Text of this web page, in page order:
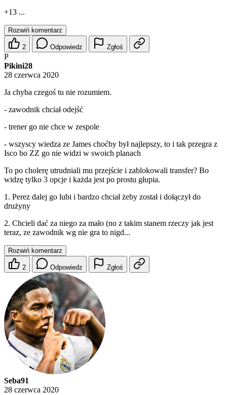
+13 ...
Rozwiń komentarz
2 Odpowiedz Zgłoś
P
Pikini28
28 czerwca 2020
Ja chyba czegoś tu nie rozumiem.
- zawodnik chciał odejść
- trener go nie chce w zespole
- wszyscy wiedza ze James choćby był najlepszy, to i tak przegra z
Isco bo ZZ go nie widzi w swoich planach
To po cholerę utrudniali mu przejście i zablokowali transfer? Bo
widzę tylko 3 opcje i każda jest po prostu głupia.
1. Perez dalej go lubi i bardzo chciał żeby został i dołączył do
drużyny
2. Chcieli dać za niego za mało (no z takim stanem rzeczy jak jest
teraz, ze zawodnik wg nie gra to nigd...
Rozwiń komentarz
2 Odpowiedz Zgłoś
Seba91
28 czerwca 2020